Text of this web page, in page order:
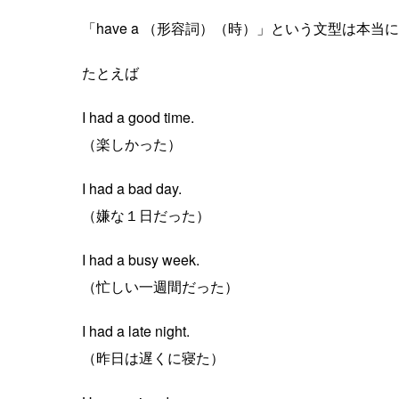
「have a （形容詞）（時）」という文型は本当
たとえば
I had a good time.
（楽しかった）
I had a bad day.
（嫌な１日だった）
I had a busy week.
（忙しい一週間だった）
I had a late night.
（昨日は遅くに寝た）